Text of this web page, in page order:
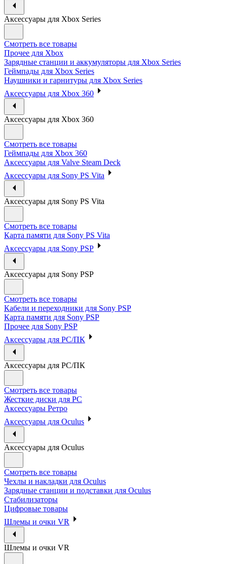
Аксессуары для Xbox Series
Смотреть все товары
Прочее для Xbox
Зарядные станции и аккумуляторы для Xbox Series
Геймпады для Xbox Series
Наушники и гарнитуры для Xbox Series
Аксессуары для Xbox 360
Аксессуары для Xbox 360
Смотреть все товары
Геймпады для Xbox 360
Аксессуары для Valve Steam Deck
Аксессуары для Sony PS Vita
Аксессуары для Sony PS Vita
Смотреть все товары
Карта памяти для Sony PS Vita
Аксессуары для Sony PSP
Аксессуары для Sony PSP
Смотреть все товары
Кабели и переходники для Sony PSP
Карта памяти для Sony PSP
Прочее для Sony PSP
Аксессуары для PC/ПК
Аксессуары для PC/ПК
Смотреть все товары
Жесткие диски для PC
Аксессуары Ретро
Аксессуары для Oculus
Аксессуары для Oculus
Смотреть все товары
Чехлы и накладки для Oculus
Зарядные станции и подставки для Oculus
Стабилизаторы
Цифровые товары
Шлемы и очки VR
Шлемы и очки VR